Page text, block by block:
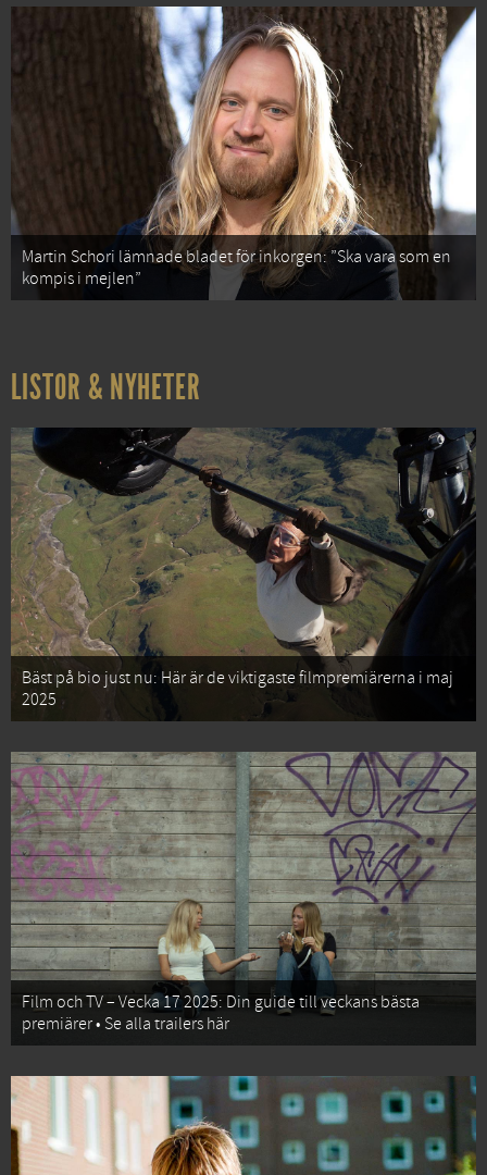
Martin Schori lämnade bladet för inkorgen: ”Ska vara som en
kompis i mejlen”
LISTOR & NYHETER
Bäst på bio just nu: Här är de viktigaste filmpremiärerna i maj
2025
Film och TV – Vecka 17 2025: Din guide till veckans bästa
premiärer • Se alla trailers här